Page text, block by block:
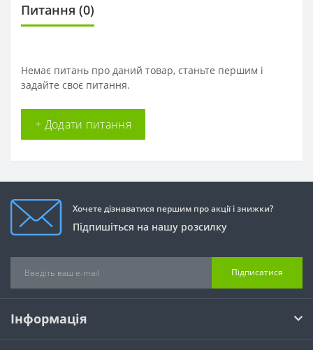
Питання (0)
Немає питань про даний товар, станьте першим і
задайте своє питання.
+ Додати питання
Хочете дізнаватися першим про акції і знижки?
Підпишіться на нашу розсилку
Підписатися
Інформація